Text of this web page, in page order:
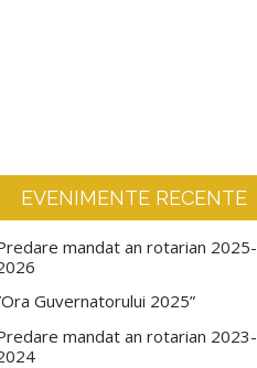
EVENIMENTE RECENTE
mandat an rotarian 2025-
Guvernatorului 2025”
mandat an rotarian 2023-